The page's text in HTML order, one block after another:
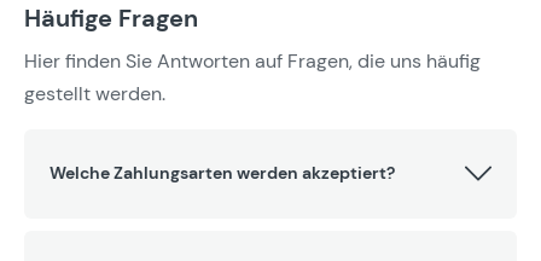
Häufige Fragen
Hier finden Sie Antworten auf Fragen, die uns häufig
gestellt werden.
Welche Zahlungsarten werden akzeptiert?